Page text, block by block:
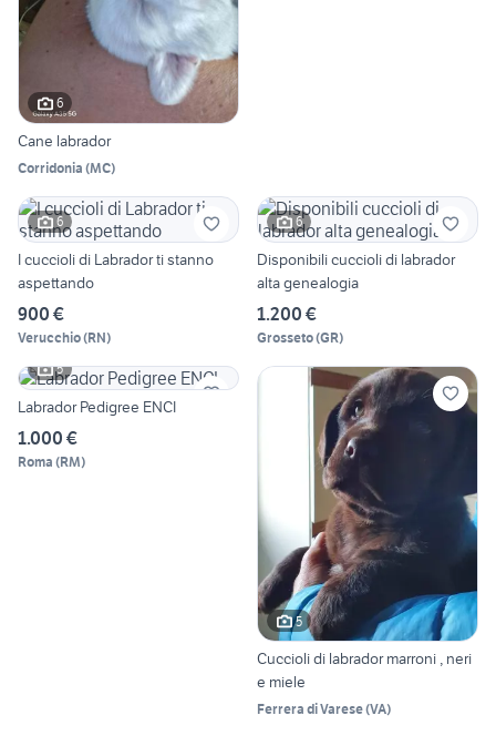
6
Cane labrador
Corridonia (MC)
6
I cuccioli di Labrador ti stanno
aspettando
900 €
Verucchio(RN)
6
Disponibili cuccioli di labrador
alta genealogia
1.200 €
Grosseto(GR)
5
Labrador Pedigree ENCI
1.000 €
Roma (RM)
5
Cuccioli di labrador marroni , neri
e miele
Ferrera di Varese(VA)